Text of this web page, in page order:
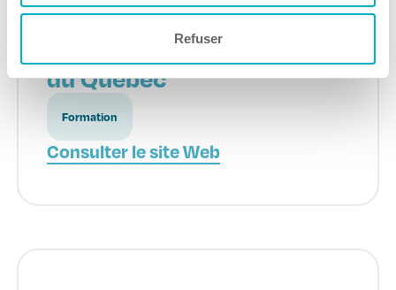
Refuser
École des entrepreneurs
du Québec
Formation
Consulter le site Web